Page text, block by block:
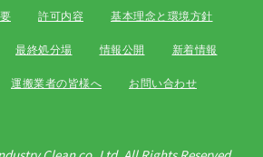
許可内容 基本理念と環境方針
最終処分場 情報公開 新着情報
運搬業者の皆様へ お問い合わせ